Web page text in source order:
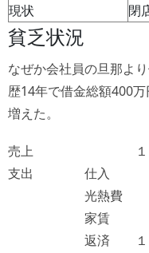
現状
閉
貧乏状況
なぜか会社員の旦那よ
歴14年で借金総額400
増えた。
売上 １５
支出 仕入 ８
光熱費 ５
家賃 ４
返済 １５